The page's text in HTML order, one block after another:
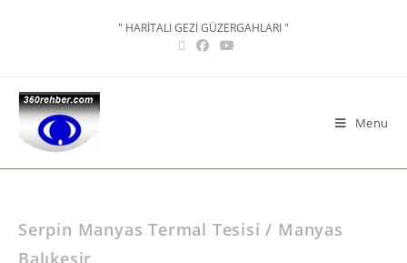
" HARİTALI GEZİ GÜZERGAHLARI "
Menu
Serpin Manyas Termal Tesisi / Manyas
Balıkesir